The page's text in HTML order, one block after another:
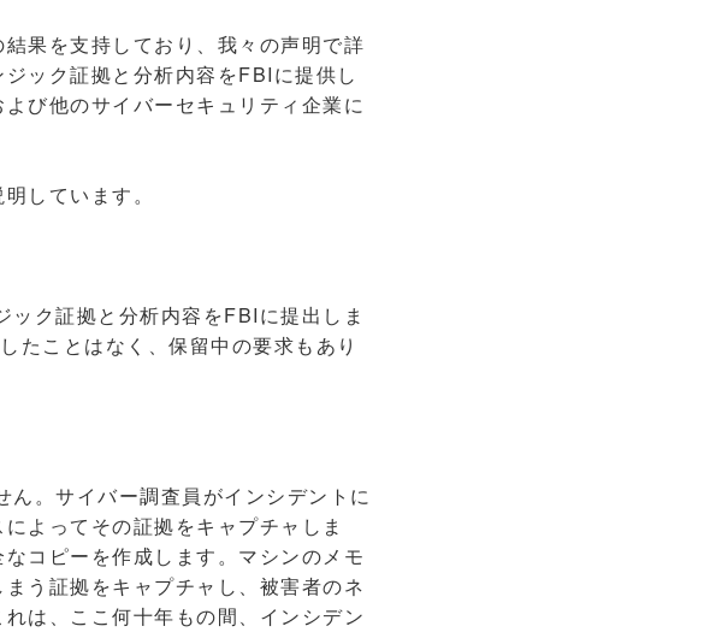
果を支持しており、我々の声明で詳
ック証拠と分析内容をFBIに提供し
び他のサイバーセキュリティ企業に
しています。
ク証拠と分析内容をFBIに提出しま
たことはなく、保留中の要求もあり
。サイバー調査員がインシデントに
よってその証拠をキャプチャしま
コピーを作成します。マシンのメモ
う証拠をキャプチャし、被害者のネ
は、ここ何十年もの間、インシデン